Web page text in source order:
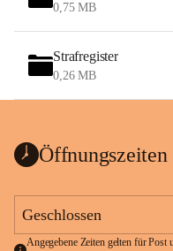
0,75 MB
Strafregister
0,26 MB
Öffnungszeiten
Geschlossen
Angegebene Zeiten gelten für Post